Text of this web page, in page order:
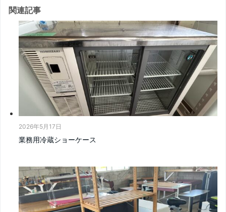
関連記事
2026年5月17日
業務用冷蔵ショーケース